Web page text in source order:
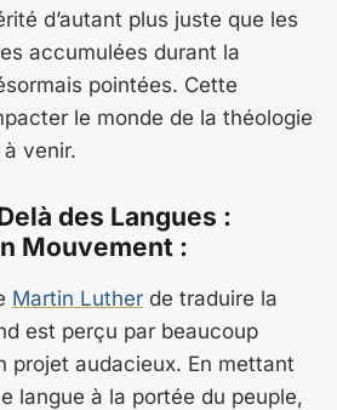
d’autant plus juste que les
accumulées durant la
pointées. Cette
le monde de la théologie
venir.
des Langues :
Mouvement :
Martin Luther de traduire la
est perçu par beaucoup
projet audacieux. En mettant
langue à la portée du peuple,